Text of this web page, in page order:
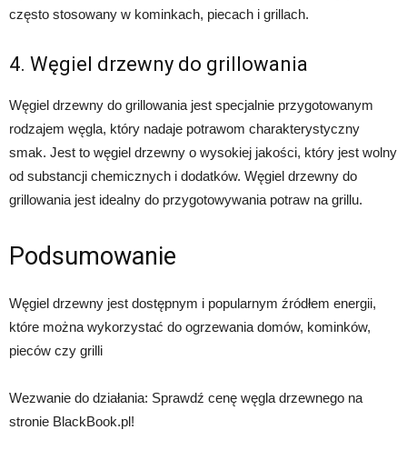
często stosowany w kominkach, piecach i grillach.
4. Węgiel drzewny do grillowania
Węgiel drzewny do grillowania jest specjalnie przygotowanym
rodzajem węgla, który nadaje potrawom charakterystyczny
smak. Jest to węgiel drzewny o wysokiej jakości, który jest wolny
od substancji chemicznych i dodatków. Węgiel drzewny do
grillowania jest idealny do przygotowywania potraw na grillu.
Podsumowanie
Węgiel drzewny jest dostępnym i popularnym źródłem energii,
które można wykorzystać do ogrzewania domów, kominków,
pieców czy grilli
Wezwanie do działania: Sprawdź cenę węgla drzewnego na
stronie BlackBook.pl!